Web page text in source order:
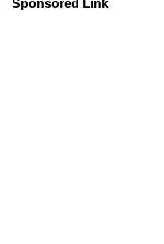
Sponsored Link